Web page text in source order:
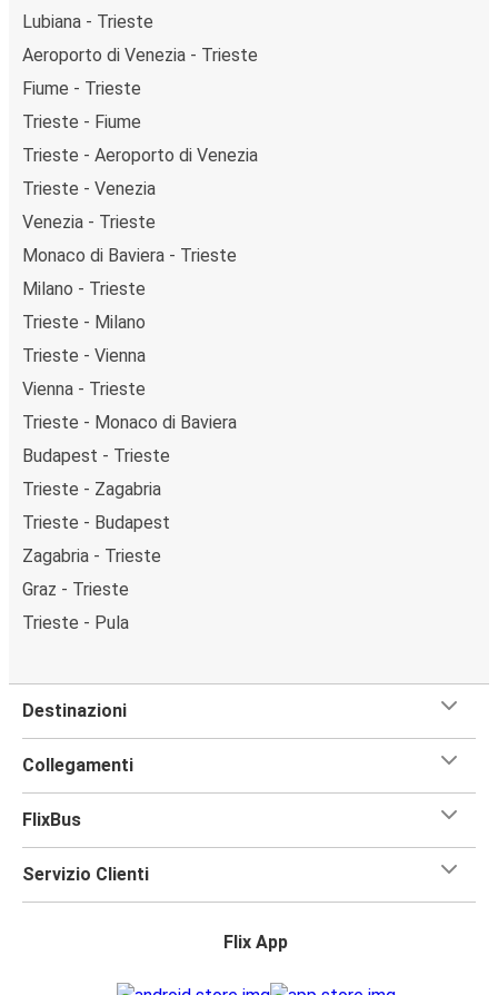
Lubiana - Trieste
Aeroporto di Venezia - Trieste
Fiume - Trieste
Trieste - Fiume
Trieste - Aeroporto di Venezia
Trieste - Venezia
Venezia - Trieste
Monaco di Baviera - Trieste
Milano - Trieste
Trieste - Milano
Trieste - Vienna
Vienna - Trieste
Trieste - Monaco di Baviera
Budapest - Trieste
Trieste - Zagabria
Trieste - Budapest
Zagabria - Trieste
Graz - Trieste
Trieste - Pula
Destinazioni
Collegamenti
FlixBus
Servizio Clienti
Flix App